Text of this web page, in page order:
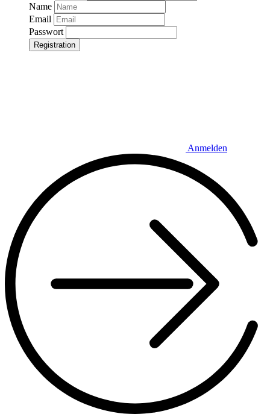
Name
Email
Passwort
Registration
Anmelden